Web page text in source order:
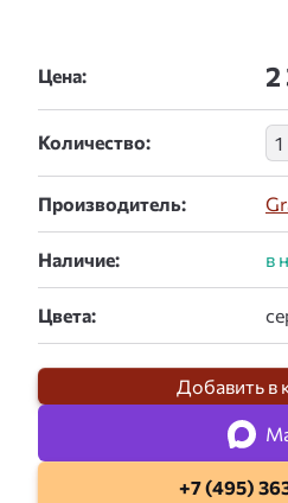
Цена: 2
Количество:
Производитель:
Наличие:
Цвета:
Добавить в
+7 (495)